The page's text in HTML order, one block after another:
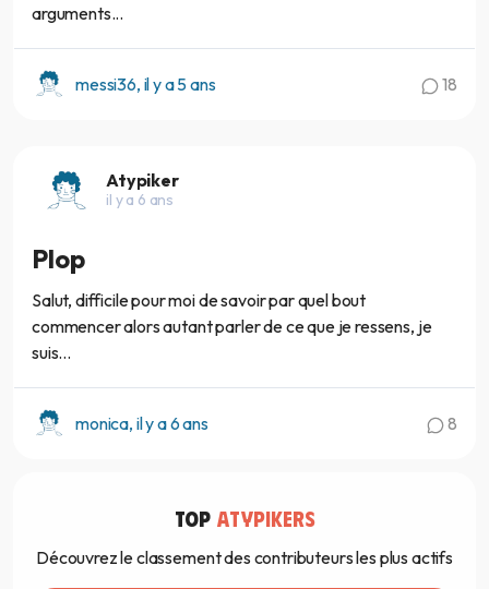
arguments...
messi36, il y a 5 ans 18
Atypiker
il y a 6 ans
Plop
Salut, difficile pour moi de savoir par quel bout
commencer alors autant parler de ce que je ressens, je
suis...
monica, il y a 6 ans 8
TOP ATYPIKERS
Découvrez le classement des contributeurs les plus actifs